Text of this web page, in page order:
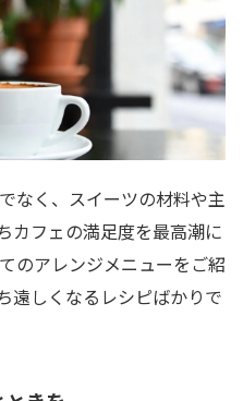
なく、スイーツの材料や主
カフェの満足度を最高潮に
のアレンジメニューをご紹
遠しくなるレシピばかりで